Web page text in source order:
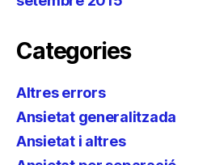
Categories
Altres errors
Ansietat generalitzada
Ansietat i altres